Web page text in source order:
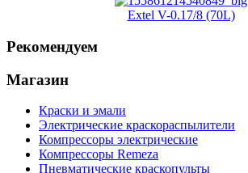
Extel V-0.17/8 (70L)
Рекомендуем
Магазин
Краски и эмали
Электрические краскораспылители
Компрессоры электрические
Компрессоры Remeza
Пневматические краскопульты